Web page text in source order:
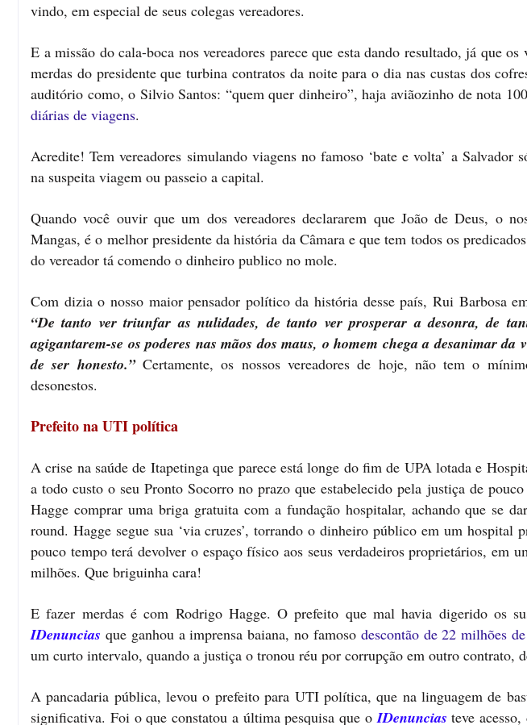
vindo, em especial de seus colegas vereadores.
E a missão do cala-boca nos vereadores parece que esta dando resultado, já que os
merdas do presidente que turbina contratos da noite para o dia nas custas dos
auditório como, o Silvio Santos: “quem quer dinheiro”, haja aviãozinho de nota
diárias de viagens.
Acredite! Tem vereadores simulando viagens no famoso ‘bate e volta’ a Salvador
na suspeita viagem ou passeio a capital.
Quando você ouvir que um dos vereadores declararem que João de Deus, o
Mangas, é o melhor presidente da história da Câmara e que tem todos os
do vereador tá comendo o dinheiro publico no mole.
Com dizia o nosso maior pensador político da história desse país, Rui Barbosa
“De tanto ver triunfar as nulidades, de tanto ver prosperar a desonra, de
agigantarem-se os poderes nas mãos dos maus, o homem chega a desanimar
de ser honesto.”Certamente, os nossos vereadores de hoje, não tem o
desonestos.
Prefeito na UTI política
A crise na saúde de Itapetinga que parece está longe do fim de UPA lotada e
a todo custo o seu Pronto Socorro no prazo que estabelecido pela justiça de
Hagge comprar uma briga gratuita com a fundação hospitalar, achando que se
round. Hagge segue sua ‘via cruzes’, torrando o dinheiro público em um hospital
pouco tempo terá devolver o espaço físico aos seus verdadeiros proprietários, em
milhões. Que briguinha cara!
E fazer merdas é com Rodrigo Hagge. O prefeito que mal havia digerido os
IDenuncias que ganhou a imprensa baiana, no famoso descontão de 22 milhões
um curto intervalo, quando a justiça o tronou réu por corrupção em outro contrato,
A pancadaria pública, levou o prefeito para UTI política, que na linguagem de
significativa. Foi o que constatou a última pesquisa que oIDenuncias teve